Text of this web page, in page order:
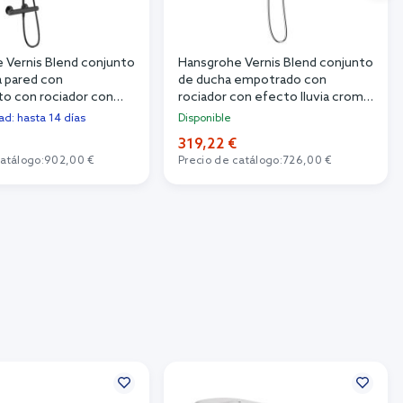
Vernis Blend conjunto
pared con
con rociador con
negro 26089670
hasta 14 días
902,00 €
Hansgrohe Vernis Blend conjunto
de ducha empotrado con
rociador con efecto lluvia cromo
88001997
Disponible
319,22 €
Precio de catálogo: 726,00 €